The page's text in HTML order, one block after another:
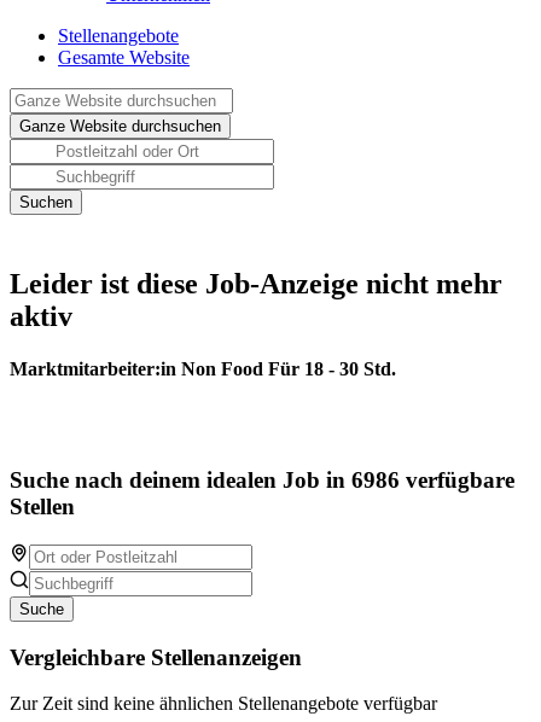
Stellenangebote
Gesamte Website
Leider ist diese Job-Anzeige nicht mehr
aktiv
Marktmitarbeiter:in Non Food Für 18 - 30 Std.
Suche nach deinem idealen Job in 6986 verfügbare
Stellen
Suche
Vergleichbare Stellenanzeigen
Zur Zeit sind keine ähnlichen Stellenangebote verfügbar